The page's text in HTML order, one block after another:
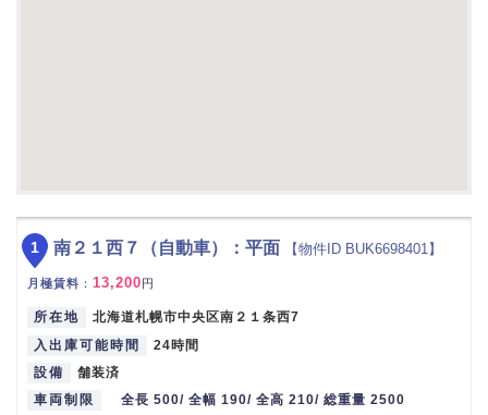
南２１西７（自動車）：平面 【物件ID BUK6698401】
月極賃料 ： 13,200円
所在地
北海道札幌市中央区南２１条西7
入出庫可能時間
24時間
設備
舗装済
車両制限
全長 500/ 全幅 190/ 全高 210/ 総重量 2500
1